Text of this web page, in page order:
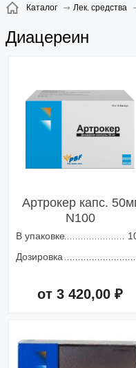
Каталог Лек. средства
Диацереин
Артрокер капс.
N100
В упаковке
Дозировка
от 3 420,00 ₽